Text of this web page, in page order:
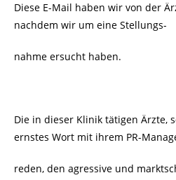
Diese E-Mail haben wir von der
nachdem wir um eine Stellungs-
nahme ersucht haben.
Die in dieser Klinik tätigen Ärzte,
ernstes Wort mit ihrem PR-
reden, den agressive und